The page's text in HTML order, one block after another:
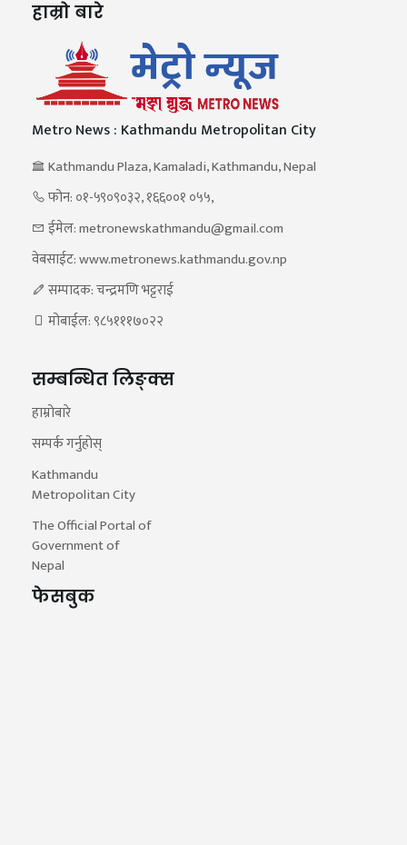
हाम्रो बारे
Metro News : Kathmandu Metropolitan City
Kathmandu Plaza, Kamaladi, Kathmandu, Nepal
फोन: ०१-५९०९०३२, १६६००१ ०५५,
ईमेल: metronewskathmandu@gmail.com
वेबसाईट: www.metronews.kathmandu.gov.np
सम्पादक: चन्द्रमणि भट्टराई
मोबाईल: ९८५१११७०२२
सम्बन्धित लिङ्क्स
हाम्रोबारे
सम्पर्क गर्नुहोस्
Kathmandu
Metropolitan City
The Official Portal of
Government of
Nepal
फेसबुक